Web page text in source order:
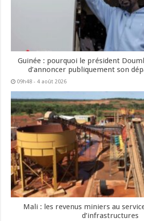
Guinée : pourquoi le président
d’annoncer publiquement son
09h48 - 4 août 2026
Mali : les revenus miniers au
d’infrastructures